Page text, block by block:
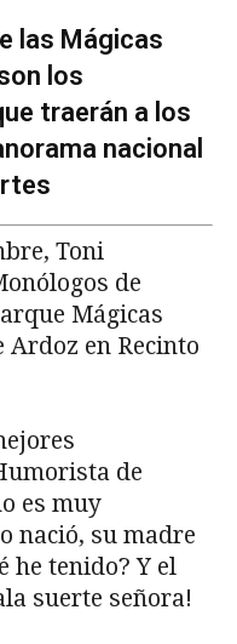
las Mágicas
los
traerán a los
nacional
Toni
de
Mágicas
Ardoz en Recinto
de
es muy
nació, su madre
he tenido? Y el
suerte señora!